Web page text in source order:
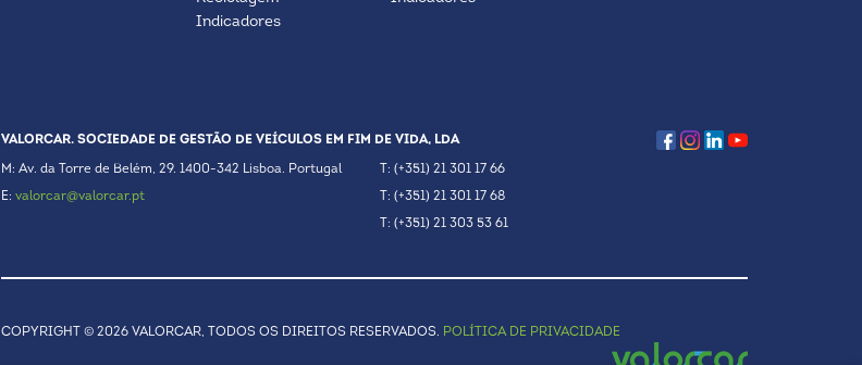
Indicadores
VALORCAR. SOCIEDADE DE GESTÃO DE VEÍCULOS EM FIM DE VIDA, LDA
M: Av. da Torre de Belém, 29. 1400-342 Lisboa. Portugal
E: valorcar@valorcar.pt
T: (+351) 21 301 17 66
T: (+351) 21 301 17 68
T: (+351) 21 303 53 61
COPYRIGHT © 2026 VALORCAR, TODOS OS DIREITOS RESERVADOS. POLÍTICA DE PRIVACIDADE